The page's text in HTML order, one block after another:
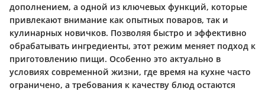
дополнением, а одной из ключевых функций, которые
привлекают внимание как опытных поваров, так и
кулинарных новичков. Позволяя быстро и эффективно
обрабатывать ингредиенты, этот режим меняет подход к
приготовлению пищи. Особенно это актуально в
условиях современной жизни, где время на кухне часто
ограничено, а требования к качеству блюд остаются